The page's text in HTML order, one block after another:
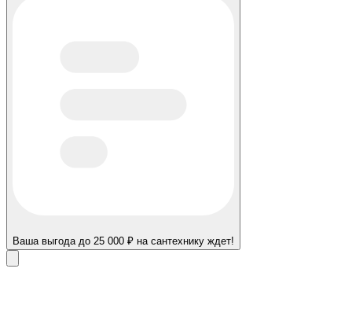
Ваша выгода до 25 000 ₽ на сантехнику ждет!